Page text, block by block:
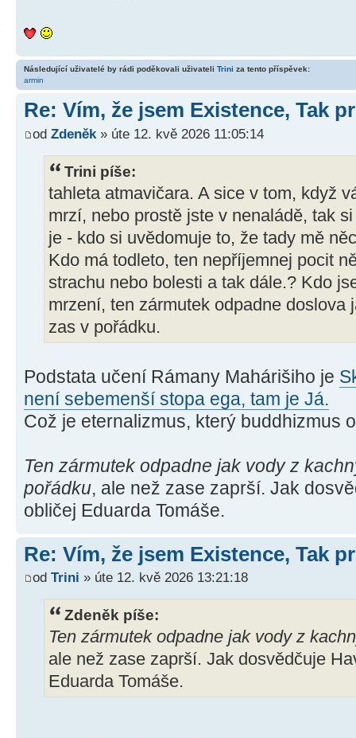
Následující uživatelé by rádi poděkovali uživateli Trini za tento příspěvek:
armin
Re: Vím, že jsem Existence, Tak
od Zdeněk » úte 12. kvě 2026 11:05:14
Trini píše:
tahleta atmavičara. A sice v tom, když
mrzí, nebo prostě jste v nenaládě, tak
je - kdo si uvědomuje to, že tady mě
Kdo má todleto, ten nepříjemnej pocit
strachu nebo bolesti a tak dále.? Kdo
mrzení, ten zármutek odpadne doslova
zas v pořádku.
Podstata učení Rámany Mahárišiho je
není sebemenší stopa ega, tam je Já.
Což je eternalizmus, který buddhizmus
Ten zármutek odpadne jak vody z
pořádku, ale než zase zaprší. Jak
obličej Eduarda Tomáše.
Re: Vím, že jsem Existence, Tak
od Trini » úte 12. kvě 2026 13:21:18
Zdeněk píše:
Ten zármutek odpadne jak vody z
ale než zase zaprší. Jak dosvědčuje
Eduarda Tomáše.